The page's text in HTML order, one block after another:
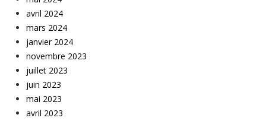
avril 2024
mars 2024
janvier 2024
novembre 2023
juillet 2023
juin 2023
mai 2023
avril 2023